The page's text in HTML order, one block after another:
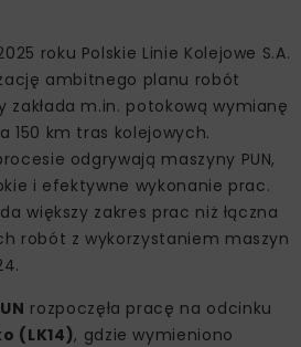
roku Polskie Linie Kolejowe S.A.
ambitnego planu robót
m.in. potokową wymianę
150 km tras kolejowych.
odgrywają maszyny PUN,
i efektywne wykonanie prac.
większy zakres prac niż łączna
robót z wykorzystaniem maszyn
rozpoczęła pracę na odcinku
(LK14), gdzie wymieniono